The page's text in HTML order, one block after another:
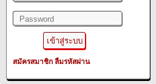
สมัครสมาชิก ลืมรหัสผ่าน